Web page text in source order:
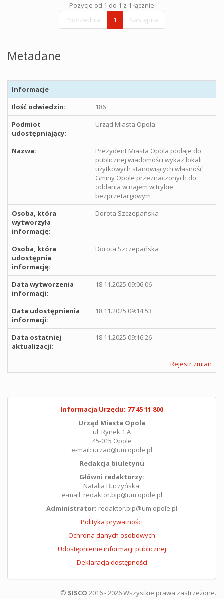
Pozycje od 1 do 1 z 1 łącznie
Poprzednia
1 Następna
Metadane
Informacje
Ilość odwiedzin:
186
Podmiot
udostępniający:
Urząd Miasta Opola
Nazwa:
Prezydent Miasta Opola podaje do
publicznej wiadomości wykaz lokali
użytkowych stanowiących własność
Gminy Opole przeznaczonych do
oddania w najem w trybie
bezprzetargowym
Osoba, która
wytworzyła
informację:
Dorota Szczepańska
Osoba, która
udostępnia
informację:
Dorota Szczepańska
Data wytworzenia
informacji:
18.11.2025 09:06:06
Data udostępnienia
informacji:
18.11.2025 09:14:53
Data ostatniej
aktualizacji:
18.11.2025 09:16:26
Rejestr zmian
Informacja Urzędu: 77 45 11 800
Urząd Miasta Opola
ul. Rynek 1 A
45-015 Opole
e-mail: urzad@um.opole.pl
Redakcja biuletynu
Główni redaktorzy:
Natalia Buczyńska
e-mail: redaktor.bip@um.opole.pl
Administrator: redaktor.bip@um.opole.pl
Polityka prywatności
Ochrona danych osobowych
Udostępnienie informacji publicznej
Deklaracja dostępności
© SISCO 2016 - 2026 Wszystkie prawa zastrzeżone.